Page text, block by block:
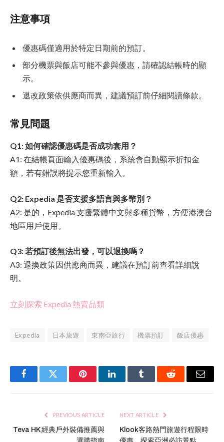
注意事項
優惠碼僅適用於特定日期前的預訂。
部分機票與飯店可能不參與優惠，請確認結帳時的顯
示。
退改政策依供應商而異，建議預訂前仔細閱讀條款。
常見問題
Q1: 如何確認優惠碼是否成功套用？
A1: 在結帳頁面輸入優惠碼後，系統會自動顯示折扣金
額，若有錯誤將提示您重新輸入。
Q2: Expedia 是否支援多語言與多幣別？
A2: 是的，Expedia 支援繁體中文與多種貨幣，方便港澳台
地區用戶使用。
Q3: 若預訂後無法出發，可以退換嗎？
A3: 退換政策因供應商而異，建議在預訂前查看詳細說
明。
立刻探索 Expedia 熱賣品類
Expedia 日本旅遊 東南亞旅行 機票預訂 飯店優惠
FacebookTwitter PinterestLinkedInTumblr Reddit Email
PREVIOUS ARTICLE
Teva HK 經典戶外裝備推薦與
NEXT ARTICLE
Klook客路熱門旅遊行程限時